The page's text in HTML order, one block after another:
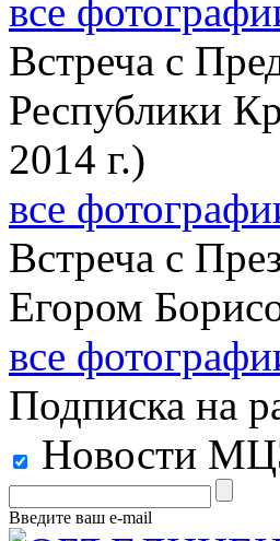
все
Встреча с
Республики
2014 г.)
все
Встреча с
Егором
все
Подписка на
Новости
Введите ваш e-mail